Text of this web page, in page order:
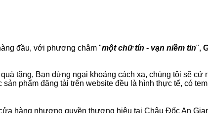
đầu, với phương châm "một chữ tín - vạn niềm tin",
tặng, Bạn đừng ngại khoảng cách xa, chúng tôi sẽ
phẩm đăng tải trên website đều là hình thực tế, có
hàng nhượng quyền thương hiệu tại Châu Đốc An